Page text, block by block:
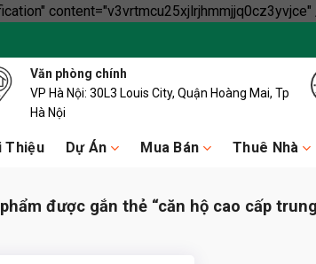
content="v3vrtmcu25xjlrjhmmjjq0cz3yvjce"
Văn phòng chính
VP Hà Nội: 30L3 Louis City, Quận Hoàng Mai, Tp
Hà Nội
Thiệu Dự Án Mua Bán Thuê Nhà
được gắn thẻ “căn hộ cao cấp